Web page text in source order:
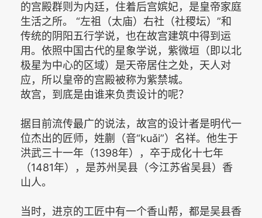
的宫殿群则为内廷，住着后宫嫔妃，是皇帝家庭
生活之所。 “左祖（太庙）右社（社稷坛）”和
传统的阴阳五行学说，也在故宫建筑中得到运
用。依照中国古代的星象学说，紫微垣（即以北
极星为中心的区域）是天帝居住之处，天人对
应，所以皇帝的宫殿被称为紫禁城。
故宫，到底是由谁来负责设计的呢？
据目前流传最广的说法，故宫的设计者是明代一
位杰出的匠师，姓蒯（音“kuǎi”）名祥。他生于
洪武三十一年（1398年），卒于成化十七年
（1481年），是苏州吴县（今江苏省吴县）香
山人。
当时，进京的工匠中有一个香山帮，都是吴县香